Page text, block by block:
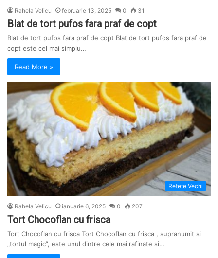
Rahela Velicu februarie 13, 2025 0 31
Blat de tort pufos fara praf de copt
Blat de tort pufos fara praf de copt Blat de tort pufos fara praf de
copt este cel mai simplu…
Read More »
Retete Vechi
Rahela Velicu ianuarie 6, 2025 0 207
Tort Chocoflan cu frisca
Tort Chocoflan cu frisca Tort Chocoflan cu frisca , supranumit si
„tortul magic”, este unul dintre cele mai rafinate si…